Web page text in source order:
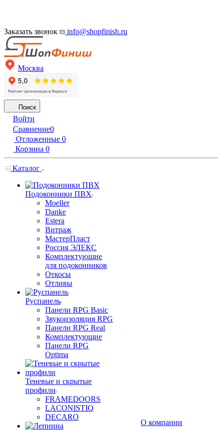
Заказать звонок info@shopfinish.ru
Москва
Поиск
Войти
Сравнение0
Отложенные 0
Корзина 0
Каталог
Подоконники ПВХ
Moeller
Danke
Estera
Витраж
МастерПласт
Россия ЭЛЕКС
Комплектующие
для подоконников
Откосы
Отливы
Руспанель
Панели RPG Basic
Звукоизоляция RPG
Панели RPG Real
Комплектующие
Панели RPG
Optima
Теневые и скрытые
профили
FRAMEDOORS
LACONISTIQ
DECARO
О компании